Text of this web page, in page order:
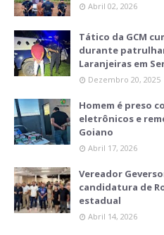
Abril 02, 2026
Tático da GCM
durante
Laranjeiras em
Dezembro 20, 2025
Homem é preso
eletrônicos e
Goiano
Abril 17, 2026
Vereador
candidatura de
estadual
Abril 14, 2026